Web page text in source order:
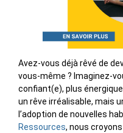
Avez-vous déjà rêvé de
vous-même ? Imaginez-
confiant(e), plus
un rêve irréalisable, mais
l’adoption de nouvelles
Ressources, nous